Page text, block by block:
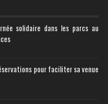
solidaire dans les parcs au
pour faciliter sa venue